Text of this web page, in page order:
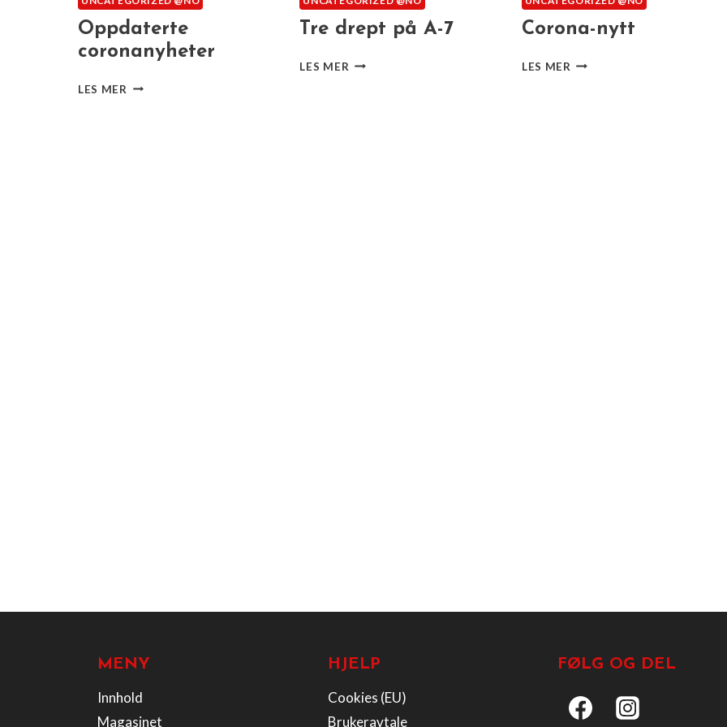
Oppdaterte
coronanyheter
LES MER OPPDATERTE
Tre drept på A-7
LES MER TRE
Corona-nytt
LES MER CORONA-
MENY
Innhold
Magasinet
HJELP
Cookies (EU)
Brukeravtale
FØLG OG DEL